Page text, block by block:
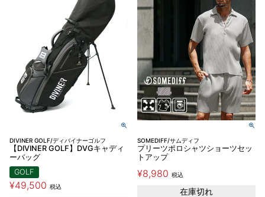
DIVINER GOLF/ディバイナーゴルフ
【DIVINER GOLF】DVGキャディ
ーバッグ
GOLF
¥49,500 税込
SOMEDIFF/サムディフ
プリーツポロシャツショーツセッ
トアップ
¥8,980 税込
在庫切れ